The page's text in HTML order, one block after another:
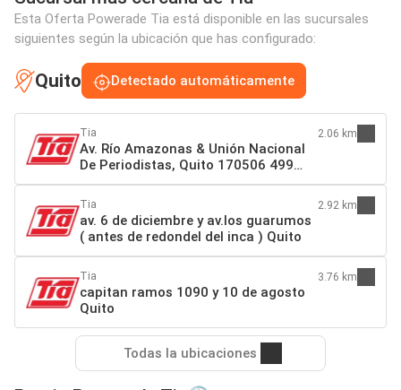
Esta Oferta Powerade Tia está disponible en las sucursales
siguientes según la ubicación que has configurado:
Quito Detectado automáticamente
Tia
Av. Río Amazonas & Unión Nacional
De Periodistas, Quito 170506 499
Quito
2.06 km
Tia
av. 6 de diciembre y av.los guarumos
( antes de redondel del inca ) Quito
2.92 km
Tia
capitan ramos 1090 y 10 de agosto
Quito
3.76 km
Todas la ubicaciones